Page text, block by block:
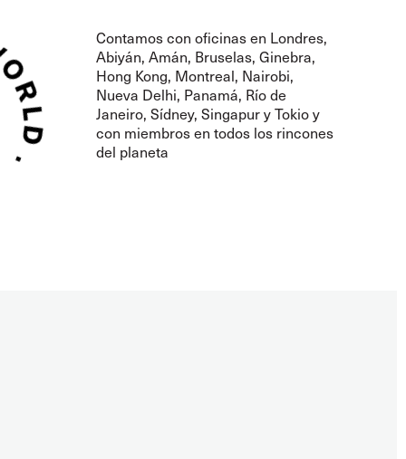
Contamos con oficinas en Londres,
Abiyán, Amán, Bruselas, Ginebra,
Hong Kong, Montreal, Nairobi,
Nueva Delhi, Panamá, Río de
Janeiro, Sídney, Singapur y Tokio y
con miembros en todos los rincones
del planeta